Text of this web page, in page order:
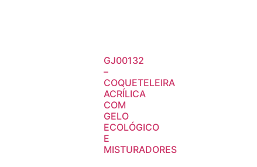
GJ00132
–
COQUETELEIRA
ACRÍLICA
COM
GELO
ECOLÓGICO
E
MISTURADORES